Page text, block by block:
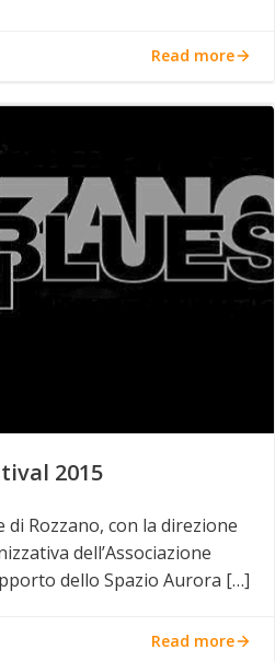
Read more
2015
Rozzano, con la direzione
dell’Associazione
dello Spazio Aurora […]
Read more